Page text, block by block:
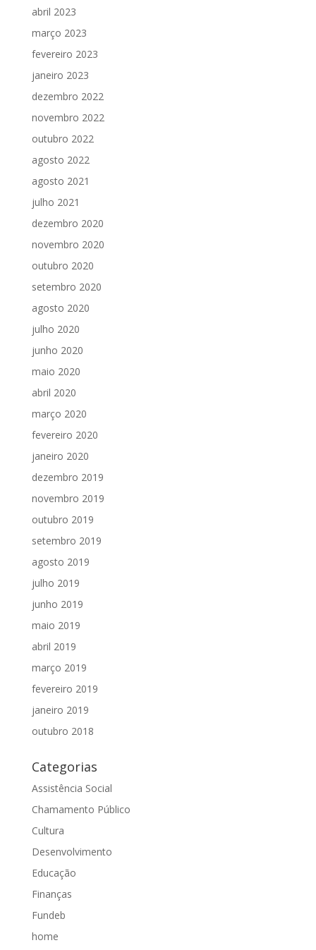
abril 2023
março 2023
fevereiro 2023
janeiro 2023
dezembro 2022
novembro 2022
outubro 2022
agosto 2022
agosto 2021
julho 2021
dezembro 2020
novembro 2020
outubro 2020
setembro 2020
agosto 2020
julho 2020
junho 2020
maio 2020
abril 2020
março 2020
fevereiro 2020
janeiro 2020
dezembro 2019
novembro 2019
outubro 2019
setembro 2019
agosto 2019
julho 2019
junho 2019
maio 2019
abril 2019
março 2019
fevereiro 2019
janeiro 2019
outubro 2018
Categorias
Assistência Social
Chamamento Público
Cultura
Desenvolvimento
Educação
Finanças
Fundeb
home